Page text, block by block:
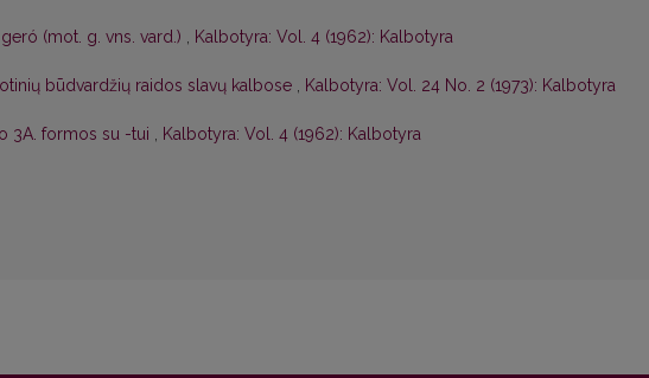
(mot. g. vns. vard.) , Kalbotyra: Vol. 4 (1962): Kalbotyra
būdvardžių raidos slavų kalbose , Kalbotyra: Vol. 24 No. 2 (1973): Kalbotyra
3A. formos su -tui , Kalbotyra: Vol. 4 (1962): Kalbotyra